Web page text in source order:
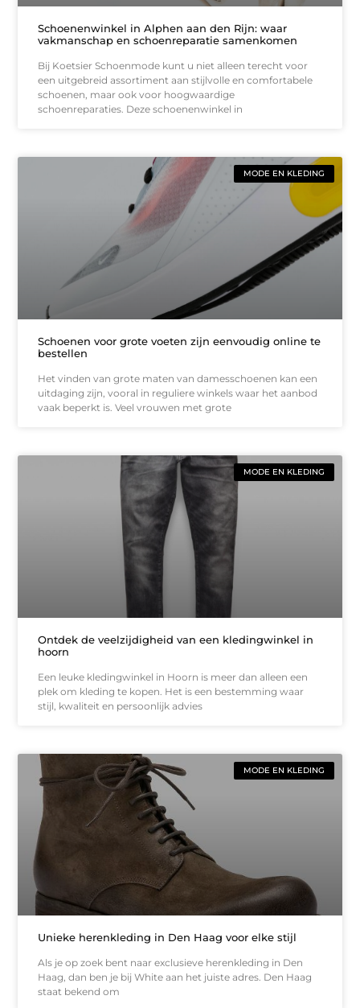
Schoenenwinkel in Alphen aan den Rijn: waar
vakmanschap en schoenreparatie samenkomen
Bij Koetsier Schoenmode kunt u niet alleen terecht voor
een uitgebreid assortiment aan stijlvolle en comfortabele
schoenen, maar ook voor hoogwaardige
schoenreparaties. Deze schoenenwinkel in
MODE EN KLEDING
Schoenen voor grote voeten zijn eenvoudig online te
bestellen
Het vinden van grote maten van damesschoenen kan een
uitdaging zijn, vooral in reguliere winkels waar het aanbod
vaak beperkt is. Veel vrouwen met grote
MODE EN KLEDING
Ontdek de veelzijdigheid van een kledingwinkel in
hoorn
Een leuke kledingwinkel in Hoorn is meer dan alleen een
plek om kleding te kopen. Het is een bestemming waar
stijl, kwaliteit en persoonlijk advies
MODE EN KLEDING
Unieke herenkleding in Den Haag voor elke stijl
Als je op zoek bent naar exclusieve herenkleding in Den
Haag, dan ben je bij White aan het juiste adres. Den Haag
staat bekend om